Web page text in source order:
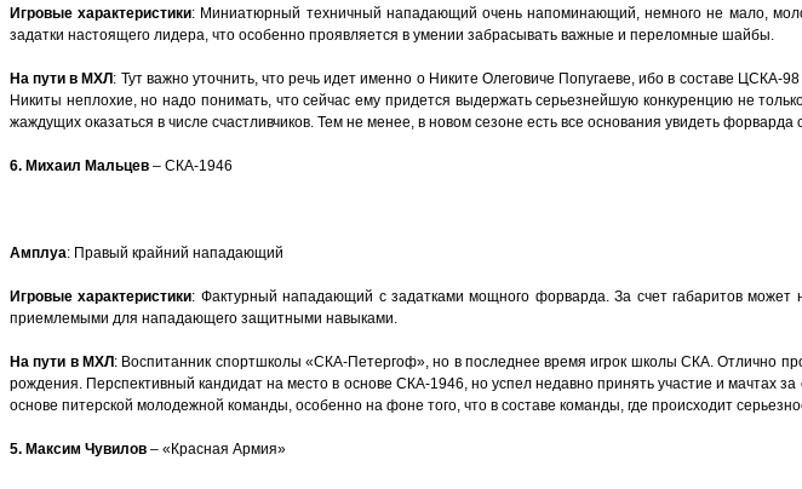
Игровые характеристики: Миниатюрный техничный нападающий очень напоминающий, немного не мало,
задатки настоящего лидера, что особенно проявляется в умении забрасывать важные и переломные шайбы.
На пути в МХЛ: Тут важно уточнить, что речь идет именно о Никите Олеговиче Попугаеве, ибо в составе
Никиты неплохие, но надо понимать, что сейчас ему придется выдержать серьезнейшую конкуренцию не
жаждущих оказаться в числе счастливчиков. Тем не менее, в новом сезоне есть все основания увидеть
6. Михаил Мальцев – СКА-1946
Амплуа: Правый крайний нападающий
Игровые характеристики: Фактурный нападающий с задатками мощного форварда. За счет габаритов может
приемлемыми для нападающего защитными навыками.
На пути в МХЛ: Воспитанник спортшколы «СКА-Петергоф», но в последнее время игрок школы СКА. Отлично
рождения. Перспективный кандидат на место в основе СКА-1946, но успел недавно принять участие и мачтах
основе питерской молодежной команды, особенно на фоне того, что в составе команды, где происходит
5. Максим Чувилов – «Красная Армия»